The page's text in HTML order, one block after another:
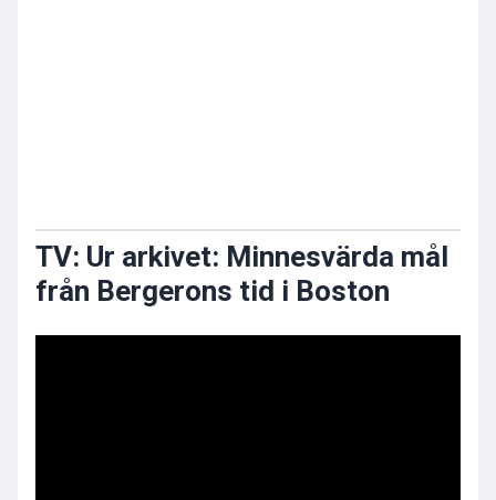
TV: Ur arkivet: Minnesvärda mål
från Bergerons tid i Boston